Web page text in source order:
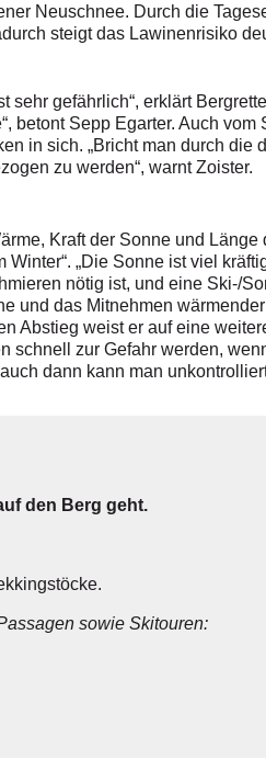
Neuschnee. Durch die
steigt das Lawinenrisiko
gefährlich“, erklärt
betont Sepp Egarter. Auch
in sich. „Bricht man durch die
zu werden“, warnt Zoister.
Kraft der Sonne und
„Die Sonne ist viel
nötig ist, und eine Ski-/
und das Mitnehmen
Abstieg weist er auf eine
schnell zur Gefahr werden,
dann kann man
den Berg geht.
sowie Skitouren: